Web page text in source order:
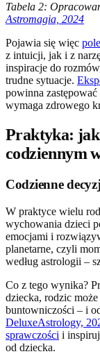
Tabela 2:
Astromagia, 2024
Pojawia się więc pole
z intuicji, jak i z
inspiracje do
trudne sytuacje.
powinna
wymaga zdrowego
Praktyka:
codziennym
Codzienne
W praktyce wielu
wychowania dzieci
emocjami i
planetarne, czyli
według astrologii –
Co z tego wynika?
dziecka, rodzic
buntowniczości – i
DeluxeAstrology,
sprawczości i
od dziecka.